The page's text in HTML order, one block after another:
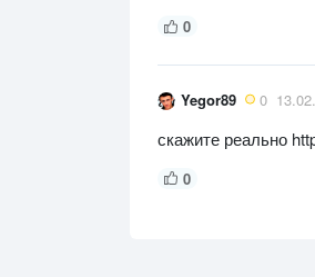
0
Yegor89 0
скажите реально
0